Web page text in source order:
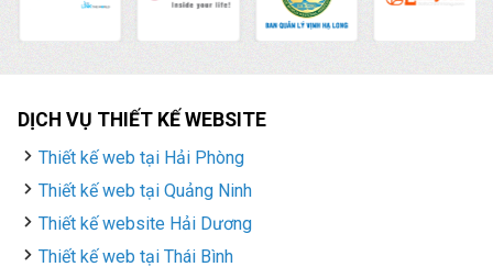
DỊCH VỤ THIẾT KẾ WEBSITE
Thiết kế web tại Hải Phòng
Thiết kế web tại Quảng Ninh
Thiết kế website Hải Dương
Thiết kế web tại Thái Bình